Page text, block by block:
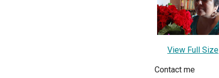
View Full Size
Contact me